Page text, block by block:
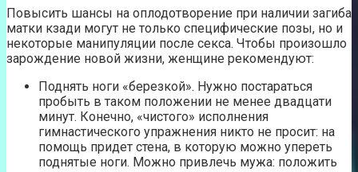
Повысить шансы на оплодотворение при наличии загиба
матки кзади могут не только специфические позы, но и
некоторые манипуляции после секса. Чтобы произошло
зарождение новой жизни, женщине рекомендуют:
Поднять ноги «березкой». Нужно постараться
пробыть в таком положении не менее двадцати
минут. Конечно, «чистого» исполнения
гимнастического упражнения никто не просит: на
помощь придет стена, в которую можно упереть
поднятые ноги. Можно привлечь мужа: положить